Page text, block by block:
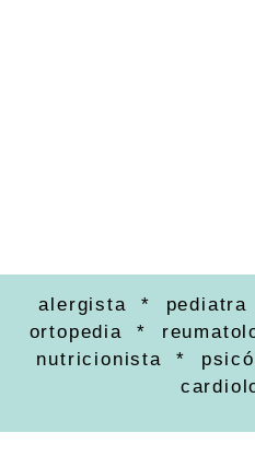
alergista *
ortopedia *
nutricionista *